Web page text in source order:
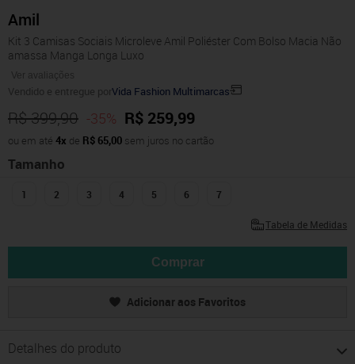
Amil
Kit 3 Camisas Sociais Microleve Amil Poliéster Com Bolso Macia Não
amassa Manga Longa Luxo
Ver avaliações
Vendido e entregue porVida Fashion Multimarcas
R$ 399,90 -35% R$ 259,99
ou em até 4x de R$ 65,00 sem juros no cartão
Tamanho
1 2 3 4 5 6 7
Tabela de Medidas
Comprar
Adicionar aos Favoritos
Detalhes do produto